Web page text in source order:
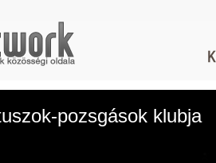
pozsgások klubja